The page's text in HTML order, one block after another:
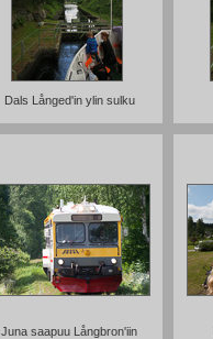
Dals Långed'in ylin sulku
Juna saapuu Långbron'iin